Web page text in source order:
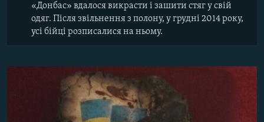
«Донбас» вдалося викрасти і зашити стяг у свій
одяг. Після звільнення з полону, у грудні 2014 року,
усі бійці розписалися на ньому.